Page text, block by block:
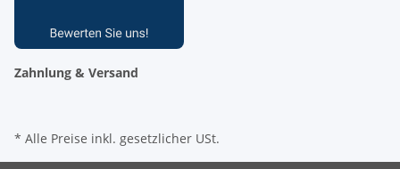
Zahnlung & Versand
* Alle Preise inkl. gesetzlicher USt.